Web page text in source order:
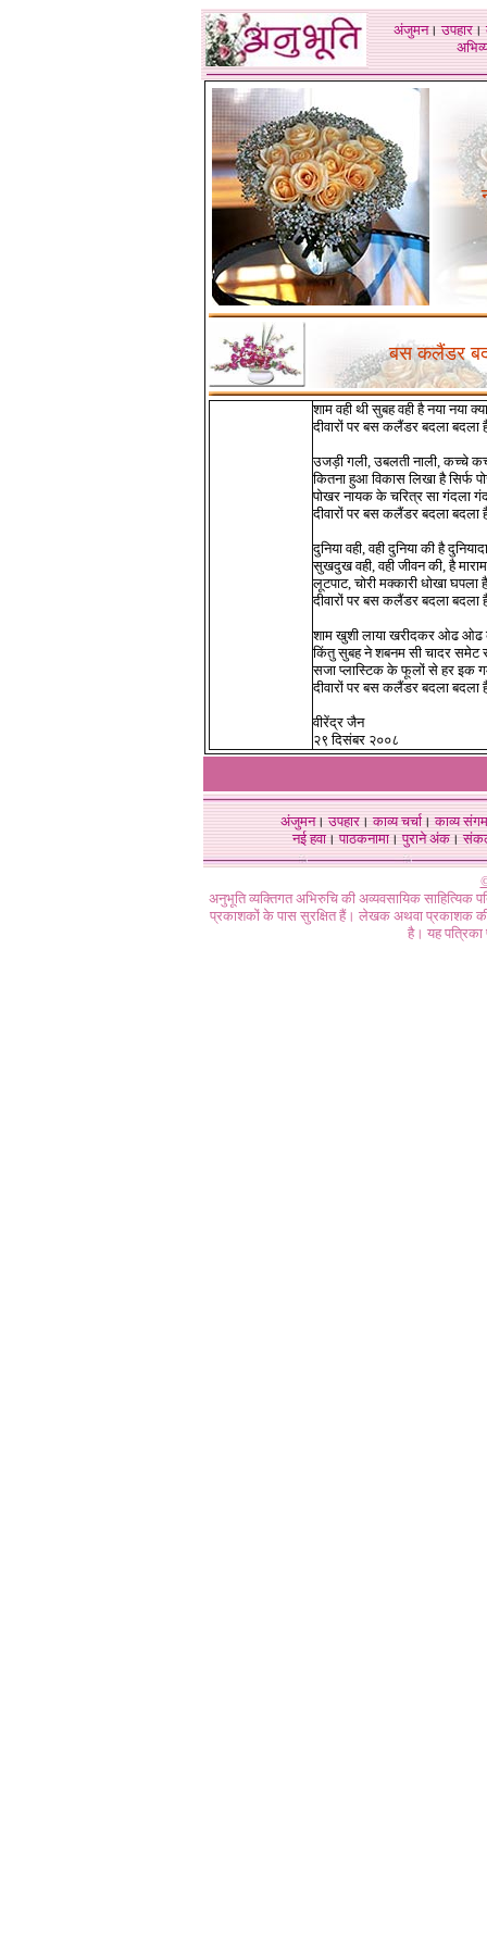
अंजुमन।उपहार।
बस कलैंडर
शाम वही थी सुबह वही है नया नया
दीवारों पर बस कलैंडर बदला बदला
उजड़ी गली, उबलती नाली, कच्चे
कितना हुआ विकास लिखा है सिर्फ
पोखर नायक के चरित्र सा गंदला
दीवारों पर बस कलैंडर बदला बदला
दुनिया वही, वही दुनिया की है
सुखदुख वही, वही जीवन की, है
लूटपाट, चोरी मक्कारी धोखा घपला है
दीवारों पर बस कलैंडर बदला बदला
शाम खुशी लाया खरीदकर ओढ ओढ
किंतु सुबह ने शबनम सी चादर समेट
सजा प्लास्टिक के फूलों से हर इक
दीवारों पर बस कलैंडर बदला बदला
वीरेंद्र जैन
२९ दिसंबर २००८
अंजुमन।उपहार।काव्य चर्चा।काव्य संगम
नई हवा। पाठकनामा। पुराने अंक।
अनुभूति व्यक्तिगत अभिरुचि की अव्यवसायिक
प्रकाशकों के पास सुरक्षित हैं। लेखक अथवा प्रकाशक की
है। यह पत्रिका